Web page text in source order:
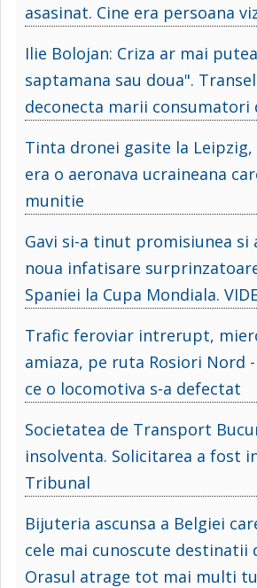
asasinat. Cine era persoana
Ilie Bolojan: Criza ar mai
saptamana sau doua".
deconecta marii consumatori
Tinta dronei gasite la Leipzig,
era o aeronava ucraineana
munitie
Gavi si-a tinut promisiunea si
noua infatisare
Spaniei la Cupa Mondiala.
Trafic feroviar intrerupt,
amiaza, pe ruta Rosiori Nord
ce o locomotiva s-a defectat
Societatea de Transport
insolventa. Solicitarea a fost
Tribunal
Bijuteria ascunsa a Belgiei
cele mai cunoscute destinatii
Orasul atrage tot mai multi